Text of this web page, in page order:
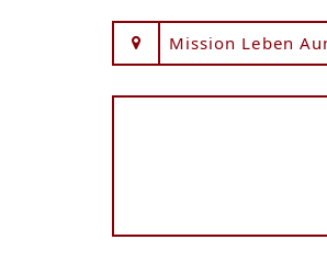
Mission Leben